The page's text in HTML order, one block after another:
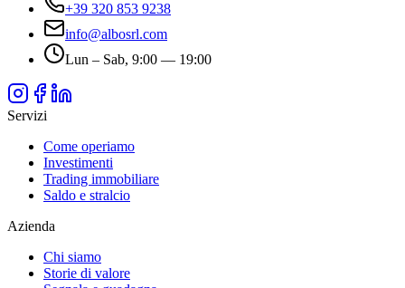
+39 320 853 9238
info@albosrl.com
Lun – Sab, 9:00 — 19:00
Servizi
Come operiamo
Investimenti
Trading immobiliare
Saldo e stralcio
Azienda
Chi siamo
Storie di valore